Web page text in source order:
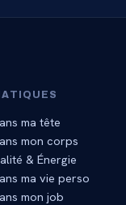
ma tête
mon corps
& Énergie
ma vie perso
mon job